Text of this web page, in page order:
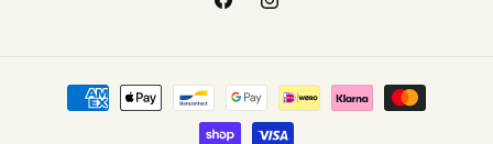
FacebookInstagram
Betalingsmetoder